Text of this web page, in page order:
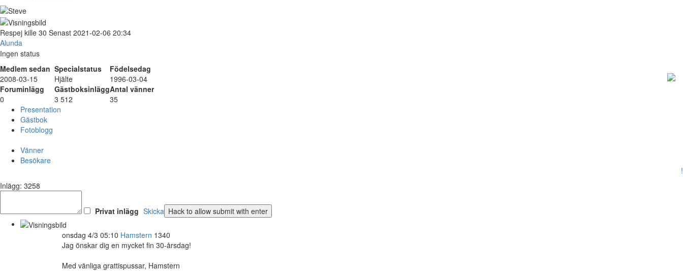
Respej kille 30 Senast 2021-02-06 20:34
Alunda
Ingen status
Medlem sedan Specialstatus
Födelsedag
2008-03-15
Hjälte
1996-03-04
Foruminlägg
GästboksinläggAntal vänner
0
3 512
35
Presentation
Gästbok
Fotoblogg
Vänner
Besökare
!
Inlägg: 3258
Privat inlägg Skicka
onsdag 4/3 05:10 Hamstern 1340
Jag önskar dig en mycket fin 30-årsdag!
Med vänliga grattispussar, Hamstern